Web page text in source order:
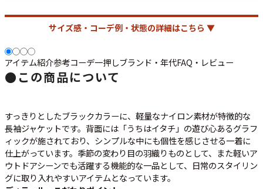
90年代 80年代 70年代
すべての年代を見る
週刊ラッシュアウト新聞
古着コラム
サイズ感・コーデ例・状態の詳細はこちら ▼
アイテム紹介参考コーデ一押しブランド・年代FAQ・レビュー
● この商品について
すっきりとしたブラックカラーに、軽量なナイロン素材が特徴的な
長袖ジャケットです。背面には「うちはイタチ」の遊び心あるグラフ
ィックが施されており、シンプルな中にも個性を感じさせる一着に
仕上がっています。季節の変わり目の羽織りものとして、また軽いア
ウトドアシーンでも活躍する機能的な一品として、日常のスタイリン
グに取り入れやすいアイテムとなっています。